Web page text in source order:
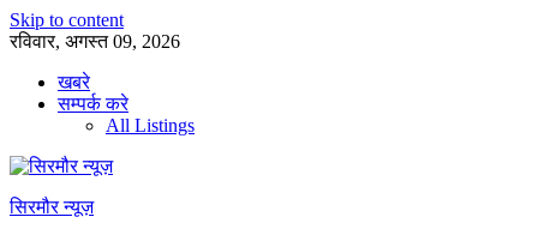
Skip to content
रविवार, अगस्त 09, 2026
खबरे
सम्पर्क करे
All Listings
सिरमौर न्यूज़